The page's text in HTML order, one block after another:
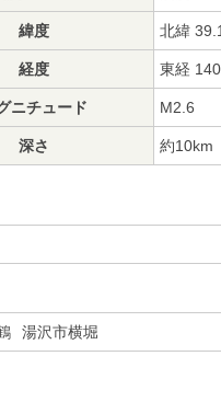
緯度 北緯
経度 東経
ニチュード M2.6
深さ 約10km
湯沢市横堀